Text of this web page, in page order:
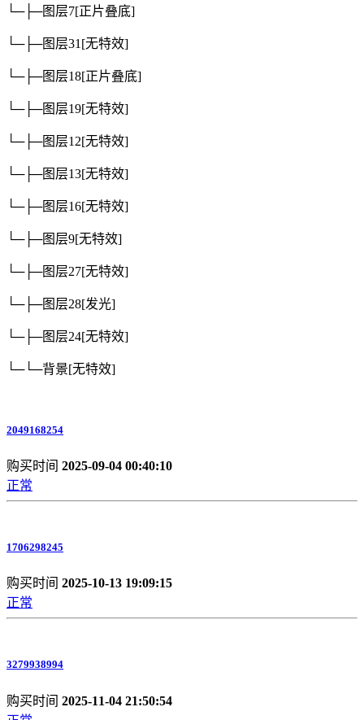
└─├─图层7[正片叠底]
└─├─图层31[无特效]
└─├─图层18[正片叠底]
└─├─图层19[无特效]
└─├─图层12[无特效]
└─├─图层13[无特效]
└─├─图层16[无特效]
└─├─图层9[无特效]
└─├─图层27[无特效]
└─├─图层28[发光]
└─├─图层24[无特效]
└─└─背景[无特效]
2049168254
购买时间 2025-09-04 00:40:10
正常
1706298245
购买时间 2025-10-13 19:09:15
正常
3279938994
购买时间 2025-11-04 21:50:54